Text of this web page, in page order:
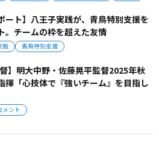
ート】八王子実践が、青鳥特別支援を
。チームの枠を超えた友情
版 青鳥特別支援
】明大中野・佐藤晃平監督2025年秋
揮「心技体で『強いチーム』を目指し
メント